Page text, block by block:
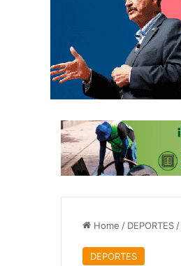
Home / DEPORTES /
DEPORTES